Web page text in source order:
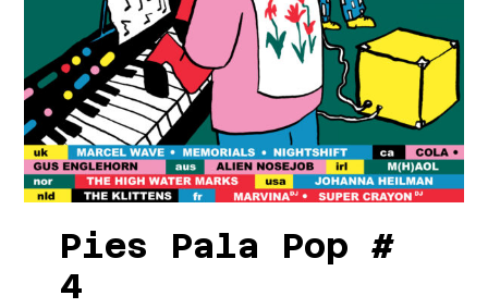
Pies Pala Pop #
4